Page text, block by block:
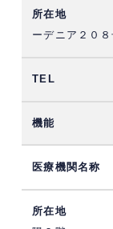
ーデニア２０